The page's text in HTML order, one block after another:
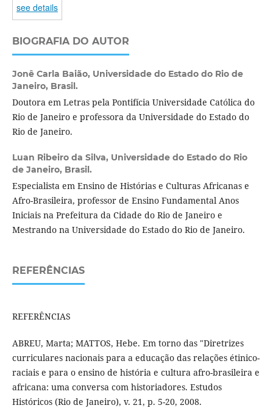
see details
BIOGRAFIA DO AUTOR
Jonê Carla Baião, Universidade do Estado do Rio de
Janeiro, Brasil.
Doutora em Letras pela Pontifícia Universidade Católica do
Rio de Janeiro e professora da Universidade do Estado do
Rio de Janeiro.
Luan Ribeiro da Silva, Universidade do Estado do Rio
de Janeiro, Brasil.
Especialista em Ensino de Histórias e Culturas Africanas e
Afro-Brasileira, professor de Ensino Fundamental Anos
Iniciais na Prefeitura da Cidade do Rio de Janeiro e
Mestrando na Universidade do Estado do Rio de Janeiro.
REFERÊNCIAS
REFERÊNCIAS
ABREU, Marta; MATTOS, Hebe. Em torno das "Diretrizes
curriculares nacionais para a educação das relações étinico-
raciais e para o ensino de história e cultura afro-brasileira e
africana: uma conversa com historiadores. Estudos
Históricos (Rio de Janeiro), v. 21, p. 5-20, 2008.